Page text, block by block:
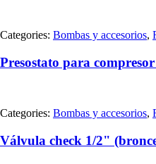
Categories: Bombas y accesorios,
Presostato para
Categories: Bombas y accesorios,
Válvula check 1/2"